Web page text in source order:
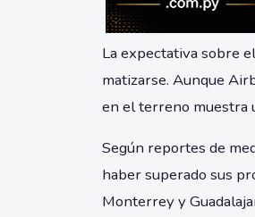
La expectativa sobre
matizarse. Aunque
en el terreno muestra
Según reportes de
haber superado sus
Monterrey y